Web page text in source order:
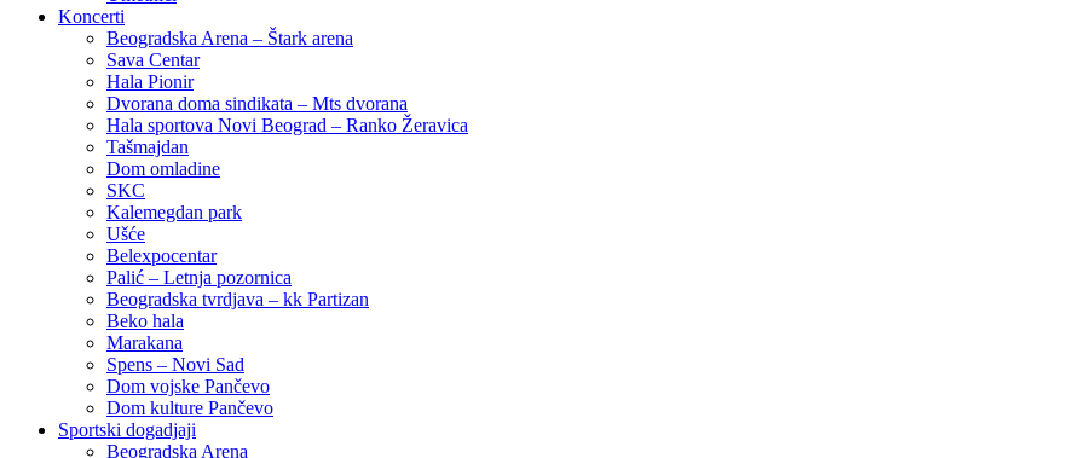
Koncerti
Beogradska Arena – Štark arena
Sava Centar
Hala Pionir
Dvorana doma sindikata – Mts dvorana
Hala sportova Novi Beograd – Ranko Žeravica
Tašmajdan
Dom omladine
SKC
Kalemegdan park
Ušće
Belexpocentar
Palić – Letnja pozornica
Beogradska tvrdjava – kk Partizan
Beko hala
Marakana
Spens – Novi Sad
Dom vojske Pančevo
Dom kulture Pančevo
Sportski dogadjaji
Beogradska Arena